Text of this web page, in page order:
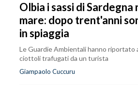
Olbia i sassi di
mare: dopo trent'anni
in spiaggia
Le Guardie Ambientali hanno riportato
ciottoli trafugati da un turista
Giampaolo Cuccuru